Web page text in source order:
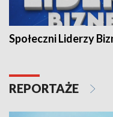
Społeczni Liderzy
REPORTAŻE